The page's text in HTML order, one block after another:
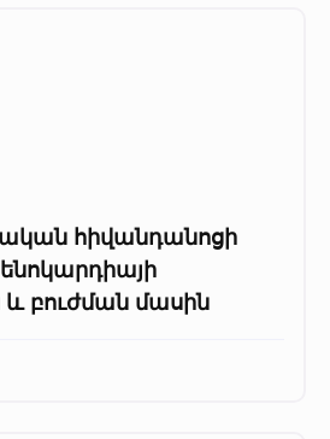
հիվանդանոցի
բուժման մասին